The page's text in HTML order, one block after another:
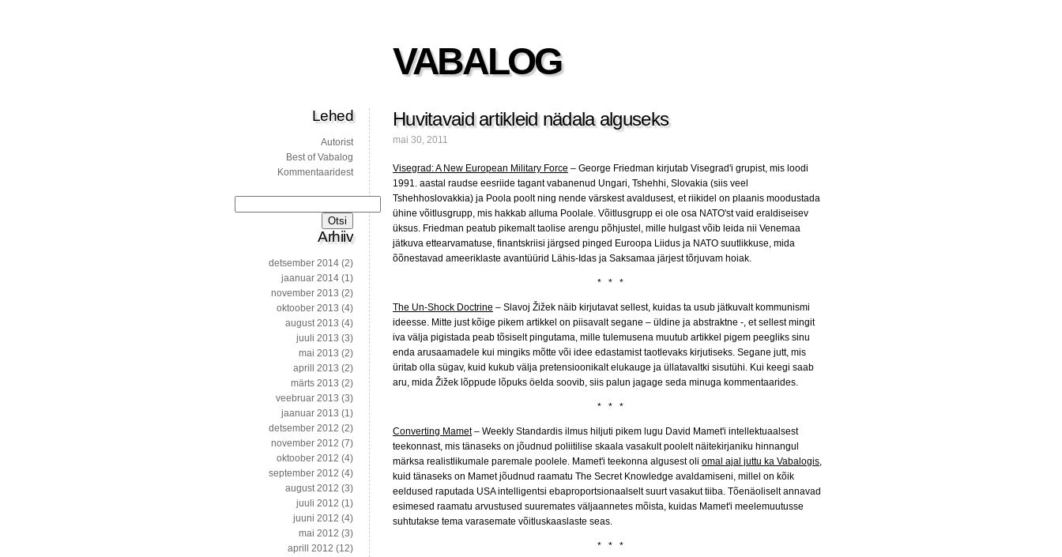
VABALOG
Huvitavaid artikleid nädala alguseks
mai 30, 2011
Visegrad: A New European Military Force – George Friedman kirjutab Visegrad'i grupist, mis loodi
1991. aastal raudse eesriide tagant vabanenud Ungari, Tshehhi, Slovakia (siis veel
Tshehhoslovakkia) ja Poola poolt ning nende värskest avaldusest, et riikidel on plaanis moodustada
ühine võitlusgrupp, mis hakkab alluma Poolale. Võitlusgrupp ei ole osa NATO'st vaid eraldiseisev
üksus. Friedman peatub pikemalt taolise arengu põhjustel, mille hulgast võib leida nii Venemaa
jätkuva ettearvamatuse, finantskriisi järgsed pinged Euroopa Liidus ja NATO suutlikkuse, mida
õõnestavad ameeriklaste avantüürid Lähis-Idas ja Saksamaa järjest tõrjuvam hoiak.
* * *
The Un-Shock Doctrine – Slavoj Žižek näib kirjutavat sellest, kuidas ta usub jätkuvalt kommunismi
ideesse. Mitte just kõige pikem artikkel on piisavalt segane – üldine ja abstraktne -, et sellest mingit
iva välja pigistada peab tõsiselt pingutama, mille tulemusena muutub artikkel pigem peegliks sinu
enda arusaamadele kui mingiks mõtte või idee edastamist taotlevaks kirjutiseks. Segane jutt, mis
üritab olla sügav, kuid kukub välja pretensioonikalt elukauge ja üllatavaltki sisutühi. Kui keegi saab
aru, mida Žižek lõppude lõpuks öelda soovib, siis palun jagage seda minuga kommentaarides.
* * *
Converting Mamet– Weekly Standardis ilmus hiljuti pikem lugu David Mamet'i intellektuaalsest
teekonnast, mis tänaseks on jõudnud poliitilise skaala vasakult poolelt näitekirjaniku hinnangul
märksa realistlikumale paremale poolele. Mamet'i teekonna algusest oli omal ajal juttu ka Vabalogis,
kuid tänaseks on Mamet jõudnud raamatu The Secret Knowledge avaldamiseni, millel on kõik
eeldused raputada USA intelligentsi ebaproportsionaalselt suurt vasakut tiiba. Tõenäoliselt annavad
esimesed raamatu arvustused suuremates väljaannetes mõista, kuidas Mamet'i meelemuutusse
suhtutakse tema varasemate võitluskaaslaste seas.
* * *
Lehed
Autorist
Best of Vabalog
Kommentaaridest
Arhiiv
detsember 2014 (2)
jaanuar 2014 (1)
november 2013 (2)
oktoober 2013 (4)
august 2013 (4)
juuli 2013 (3)
mai 2013 (2)
aprill 2013 (2)
märts 2013 (2)
veebruar 2013 (3)
jaanuar 2013 (1)
detsember 2012 (2)
november 2012 (7)
oktoober 2012 (4)
september 2012 (4)
august 2012 (3)
juuli 2012 (1)
juuni 2012 (4)
mai 2012 (3)
aprill 2012 (12)